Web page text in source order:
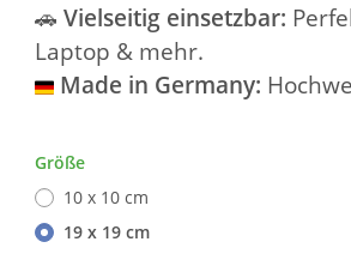
🚗 Vielseitig einsetzbar:
Laptop & mehr.
Made in Germany:
Größe
10 x 10 cm
19 x 19 cm